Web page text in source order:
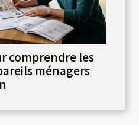
comprendre les
ménagers